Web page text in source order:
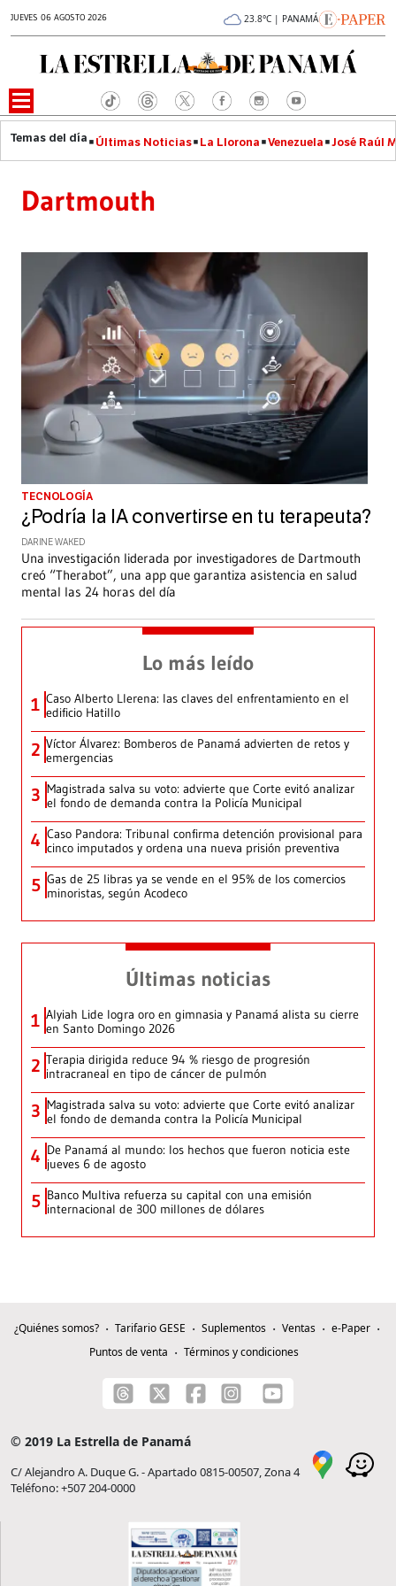
JUEVES 06 AGOSTO 2026 23.8°C | PANAMÁ
Últimas Noticias La Llorona Venezuela José Raúl
Dartmouth
TECNOLOGÍA
¿Podría la IA convertirse en tu terapeuta?
DARINE WAKED
Una investigación liderada por investigadores de Dartmouth
creó “Therabot”, una app que garantiza asistencia en salud
mental las 24 horas del día
Lo más leído
1 Caso Alberto Llerena: las claves del enfrentamiento en el
edificio Hatillo
2 Víctor Álvarez: Bomberos de Panamá advierten de retos y
emergencias
3 Magistrada salva su voto: advierte que Corte evitó analizar
el fondo de demanda contra la Policía Municipal
4 Caso Pandora: Tribunal confirma detención provisional para
cinco imputados y ordena una nueva prisión preventiva
5 Gas de 25 libras ya se vende en el 95% de los comercios
minoristas, según Acodeco
Últimas noticias
1 Alyiah Lide logra oro en gimnasia y Panamá alista su cierre
en Santo Domingo 2026
2 Terapia dirigida reduce 94 % riesgo de progresión
intracraneal en tipo de cáncer de pulmón
3 Magistrada salva su voto: advierte que Corte evitó analizar
el fondo de demanda contra la Policía Municipal
4 De Panamá al mundo: los hechos que fueron noticia este
jueves 6 de agosto
5 Banco Multiva refuerza su capital con una emisión
internacional de 300 millones de dólares
¿Quiénes somos? Tarifario GESE Suplementos Ventas
e-Paper
Puntos de venta
Términos y condiciones
© 2019 La Estrella de Panamá
C/ Alejandro A. Duque G. - Apartado 0815-00507, Zona 4
Teléfono: +507 204-0000